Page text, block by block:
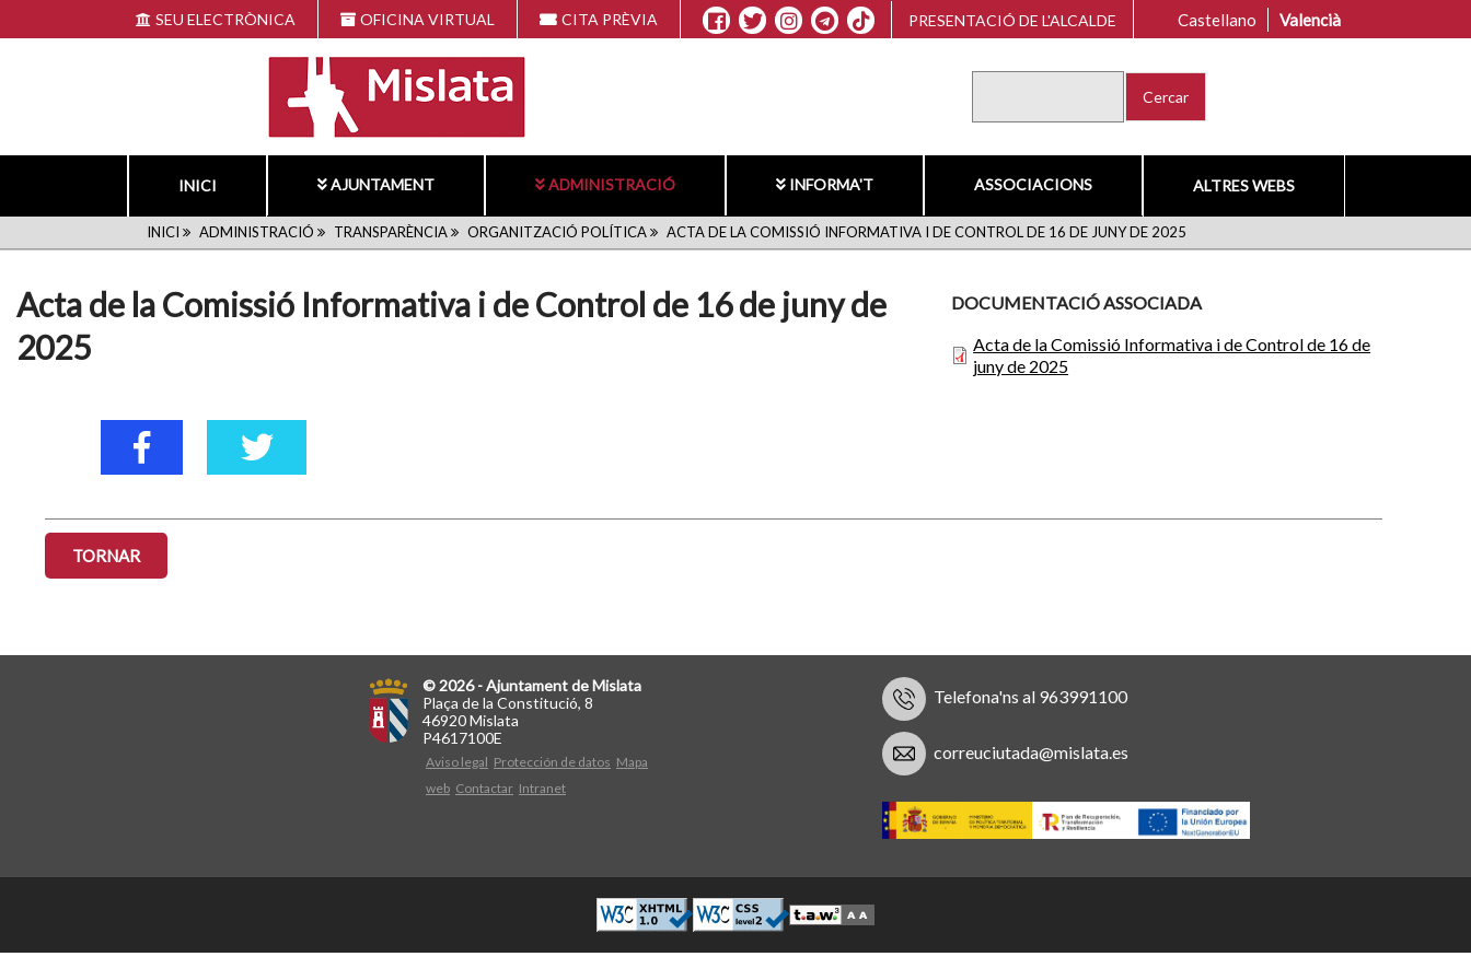
al
SEU ELECTRÒNICA OFICINA VIRTUAL CITA PRÈVIA PRESENTACIÓ DE L'ALCALDE Castellano Valencià
INICI AJUNTAMENT ADMINISTRACIÓ INFORMA'T ASSOCIACIONS ALTRES WEBS
FIL
D'ARIADNA
INICI ADMINISTRACIÓ TRANSPARÈNCIA ORGANITZACIÓ POLÍTICA ACTA DE LA COMISSIÓ INFORMATIVA I DE CONTROL DE 16 DE JUNY DE 2025
Acta de la Comissió Informativa i de Control de 16 de juny de
2025
DOCUMENTACIÓ ASSOCIADA
Acta de la Comissió Informativa i de Control de 16 de
juny de 2025
TORNAR
© 2026 - Ajuntament de Mislata
Plaça de la Constitució, 8
46920 Mislata
P4617100E
Aviso legal Protección de datos Mapa
web Contactar Intranet
Telefona'ns al 963991100
correuciutada@mislata.es